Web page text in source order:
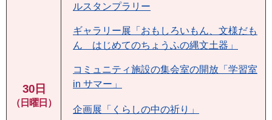
30日
（日曜日）
ルスタンプラリー
ギャラリー展「おもしろいもん、文様だも
ん はじめてのちょうふの縄文土器」
コミュニティ施設の集会室の開放「学習室
in サマー」
企画展「くらしの中の祈り」